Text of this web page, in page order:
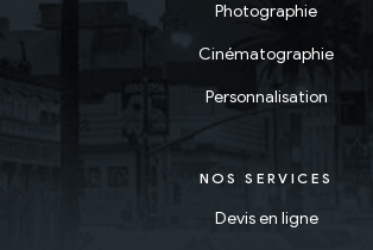
Photographie
Cinématographie
Personnalisation
NOS SERVICES
Devis en ligne